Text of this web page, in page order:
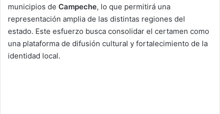
municipios de Campeche, lo que permitirá una
representación amplia de las distintas regiones del
estado. Este esfuerzo busca consolidar el certamen como
una plataforma de difusión cultural y fortalecimiento de la
identidad local.